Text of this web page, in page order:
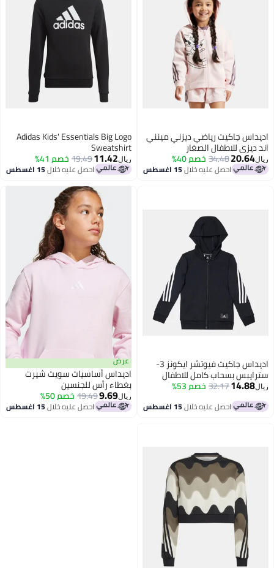
اديداس جاكيت رياضي ديزني مينني
اند ديزي للاطفال الصغار
ريال20.64
34.48خصم 40%
احصل عليه خلال15 اغسطس
Adidas Kids' Essentials Big Logo
Sweatshirt
ريال11.42
19.49خصم 41%
احصل عليه خلال15 اغسطس
اديداس جاكيت فيوتشر ايكونز 3-
سترايبس بسحاب كامل للاطفال
ريال14.88
32.17خصم 53%
احصل عليه خلال15 اغسطس
عرض
اديداس أساسيات سويت شيرت
بغطاء رأس للجنسين
ريال9.69
19.49خصم 50%
احصل عليه خلال15 اغسطس